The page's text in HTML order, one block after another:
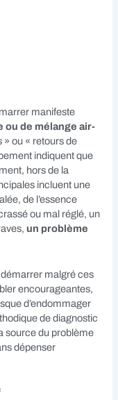
manifeste
ou de mélange air-
» ou « retours de
indiquent que
hors de la
incluent une
de l’essence
ou mal réglé, un
un problème
malgré ces
encourageantes,
d’endommager
de diagnostic
source du problème
dépenser